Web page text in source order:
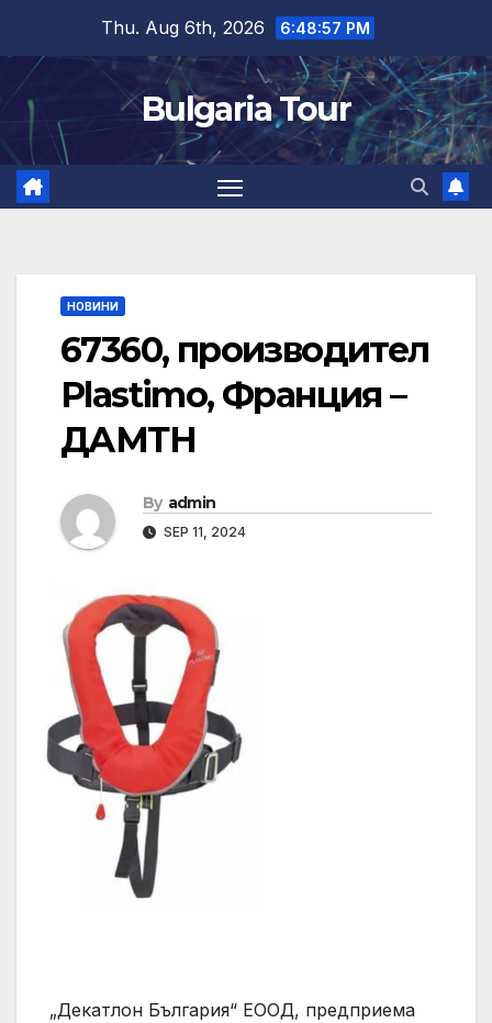
content
Thu. Aug 6th, 2026 6:48:58 PM
Bulgaria Tour
НОВИНИ
67360, производител
Plastimo, Франция –
ДАМТН
By admin
SEP 11, 2024
„Декатлон България“ ЕООД, предприема